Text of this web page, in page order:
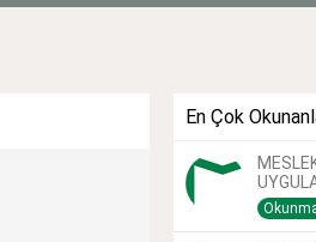
En Çok